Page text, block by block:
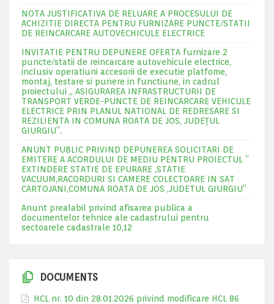
NOTA JUSTIFICATIVA DE RELUARE A PROCESULUI DE
ACHIZITIE DIRECTA PENTRU FURNIZARE PUNCTE/STATII
DE REINCARCARE AUTOVECHICULE ELECTRICE
INVITATIE PENTRU DEPUNERE OFERTA furnizare 2
puncte/statii de reincarcare autovehicule electrice,
inclusiv operatiuni accesorii de executie platfome,
montaj, testare si punere in functiune, in cadrul
proiectului „ ASIGURAREA INFRASTRUCTURII DE
TRANSPORT VERDE-PUNCTE DE REINCARCARE VEHICULE
ELECTRICE PRIN PLANUL NATIONAL DE REDRESARE SI
REZILIENTA IN COMUNA ROATA DE JOS, JUDEŢUL
GIURGIU”.
ANUNT PUBLIC PRIVIND DEPUNEREA SOLICITARI DE
EMITERE A ACORDULUI DE MEDIU PENTRU PROIECTUL ”
EXTINDERE STATIE DE EPURARE ,STATIE
VACUUM,RACORDURI SI CAMERE COLECTOARE IN SAT
CARTOJANI,COMUNA ROATA DE JOS ,JUDETUL GIURGIU”
Anunt prealabil privind afisarea publica a
documentelor tehnice ale cadastrului pentru
sectoarele cadastrale 10,12
DOCUMENTS
HCL nr. 10 din 28.01.2026 privind modificare HCL 86